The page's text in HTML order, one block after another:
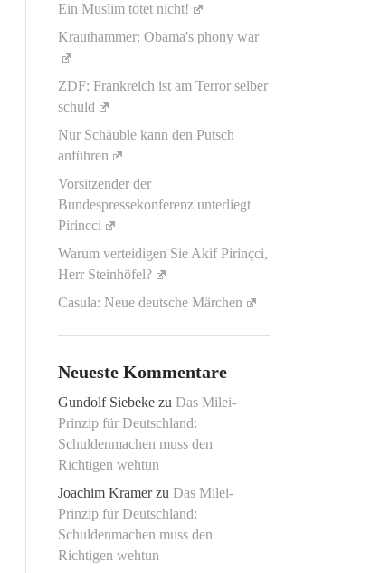
Ein Muslim tötet nicht!
Krauthammer: Obama's phony war
ZDF: Frankreich ist am Terror selber
schuld
Nur Schäuble kann den Putsch
anführen
Vorsitzender der
Bundespressekonferenz unterliegt
Pirincci
Warum verteidigen Sie Akif Pirinçci,
Herr Steinhöfel?
Casula: Neue deutsche Märchen
Neueste Kommentare
Gundolf Siebeke zu Das Milei-
Prinzip für Deutschland:
Schuldenmachen muss den
Richtigen wehtun
Joachim Kramerzu Das Milei-
Prinzip für Deutschland:
Schuldenmachen muss den
Richtigen wehtun